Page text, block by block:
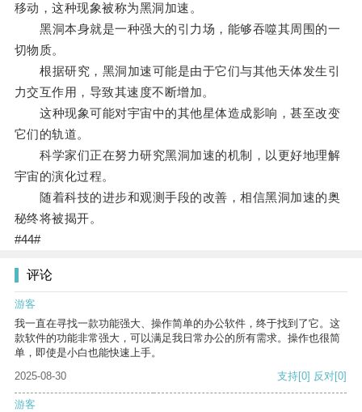
移动，这种现象被称为黑洞加速。
黑洞本身就是一种强大的引力场，能够吞噬其周围的一
切物质。
根据研究，黑洞加速可能是由于它们与其他天体发生引
力交互作用，导致其速度不断增加。
这种现象可能对宇宙中的其他星体造成影响，甚至改变
它们的轨道。
科学家们正在努力研究黑洞加速的机制，以更好地理解
宇宙的演化过程。
随着科技的进步和观测手段的改善，相信黑洞加速的奥
秘终将被揭开。
#44#
评论
游客
我一直在寻找一款功能强大、操作简单的办公软件，终于找到了它。这
款软件的功能非常强大，可以满足我日常办公的所有需求。操作也很简
单，即使是小白也能快速上手。
2025-08-30
支持[0] 反对[0]
游客